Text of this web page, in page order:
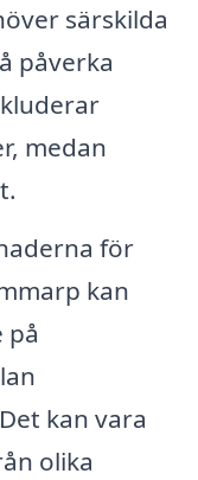
särskilda
påverka
medan
för
kan
på
kan vara
olika